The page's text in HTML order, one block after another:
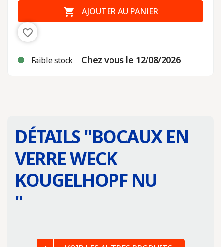
 AJOUTER AU PANIER
favorite_border
Faible stock Chez vous le 12/08/2026
DÉTAILS "BOCAUX EN
VERRE WECK
KOUGELHOPF NU
"